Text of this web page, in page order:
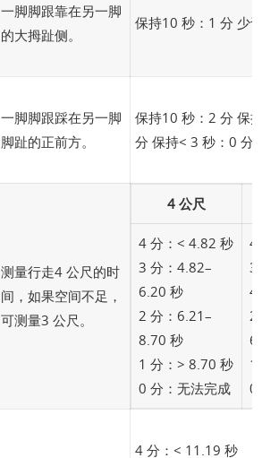
一脚脚跟靠在另一脚
的大拇趾侧。
保持10 秒：1 分 少于
一脚脚跟踩在另一脚
脚趾的正前方。
保持10 秒：2 分 保持
分 保持< 3 秒：0 分
测量行走4 公尺的时
间，如果空间不足，
可测量3 公尺。
4 公尺
4 分：< 4.82 秒
3 分：4.82–
6.20 秒
2 分：6.21–
8.70 秒
1 分：> 8.70 秒
0 分：无法完成
4 分
3 分
2 分
1 分
0 分
4 分：< 11.19 秒